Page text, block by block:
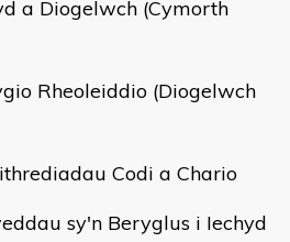
a Diogelwch (Cymorth
Rheoleiddio (Diogelwch
Codi a Chario
sy'n Beryglus i Iechyd